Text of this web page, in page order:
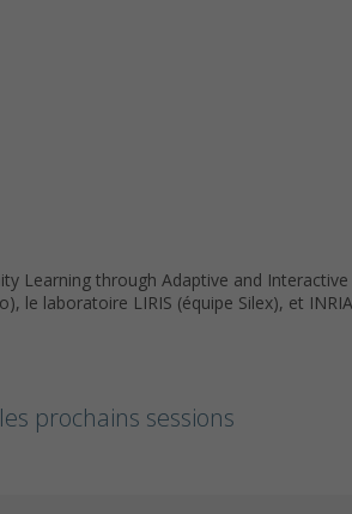
Learning through Adaptive and
le laboratoire LIRIS (équipe Silex), et
prochains sessions